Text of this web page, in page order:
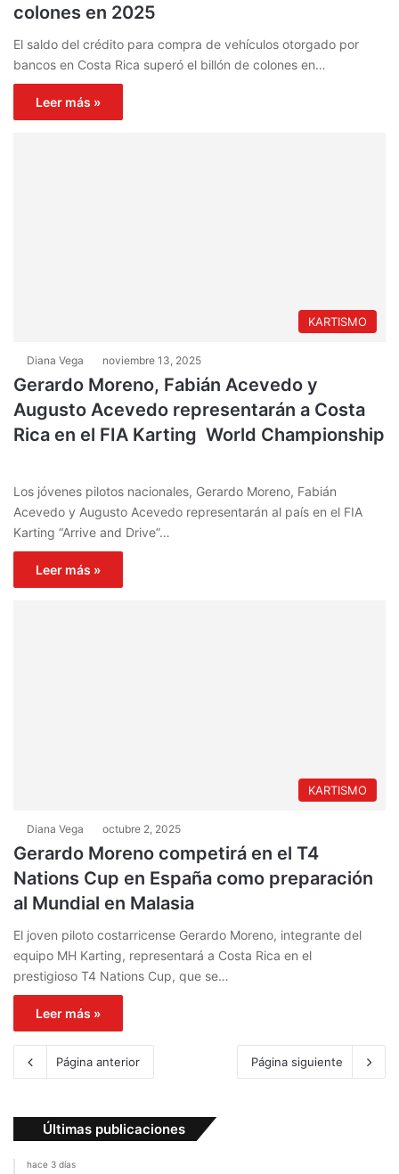
colones en 2025
El saldo del crédito para compra de vehículos otorgado por
bancos en Costa Rica superó el billón de colones en…
Leer más »
KARTISMO
Diana Vega noviembre 13, 2025
Gerardo Moreno, Fabián Acevedo y
Augusto Acevedo representarán a Costa
Rica en el FIA Karting World Championship
Los jóvenes pilotos nacionales, Gerardo Moreno, Fabián
Acevedo y Augusto Acevedo representarán al país en el FIA
Karting “Arrive and Drive”…
Leer más »
KARTISMO
Diana Vega octubre 2, 2025
Gerardo Moreno competirá en el T4
Nations Cup en España como preparación
al Mundial en Malasia
El joven piloto costarricense Gerardo Moreno, integrante del
equipo MH Karting, representará a Costa Rica en el
prestigioso T4 Nations Cup, que se…
Leer más »
Página anterior Página siguiente
Últimas publicaciones
hace 3 días